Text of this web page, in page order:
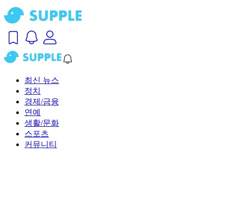
최신 뉴스
정치
경제/금융
연예
생활/문화
스포츠
커뮤니티